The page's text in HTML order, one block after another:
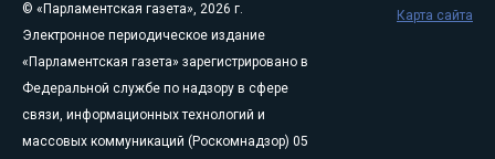
© «Парламентская газета», 2026 г.
Электронное периодическое издание
«Парламентская газета» зарегистрировано в
Федеральной службе по надзору в сфере
связи, информационных технологий и
массовых коммуникаций (Роскомнадзор) 05
Карта сайта